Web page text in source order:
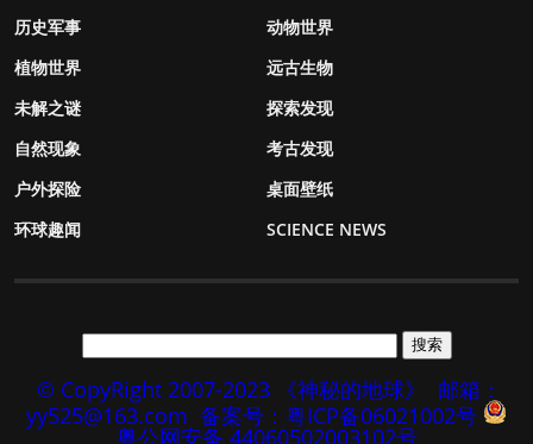
历史军事
动物世界
植物世界
远古生物
未解之谜
探索发现
自然现象
考古发现
户外探险
桌面壁纸
环球趣闻
SCIENCE NEWS
© CopyRight 2007-2023 《神秘的地球》
邮箱：
yy525@163.com 备案号：粤ICP备06021002号
粤公网安备 44060502003102号